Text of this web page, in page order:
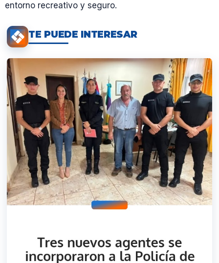
entorno recreativo y seguro.
TE PUEDE INTERESAR